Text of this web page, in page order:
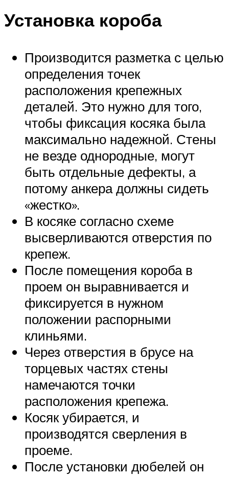
Установка короба
Производится разметка с целью
определения точек
расположения крепежных
деталей. Это нужно для того,
чтобы фиксация косяка была
максимально надежной. Стены
не везде однородные, могут
быть отдельные дефекты, а
потому анкера должны сидеть
«жестко».
В косяке согласно схеме
высверливаются отверстия по
крепеж.
После помещения короба в
проем он выравнивается и
фиксируется в нужном
положении распорными
клиньями.
Через отверстия в брусе на
торцевых частях стены
намечаются точки
расположения крепежа.
Косяк убирается, и
производятся сверления в
проеме.
После установки дюбелей он